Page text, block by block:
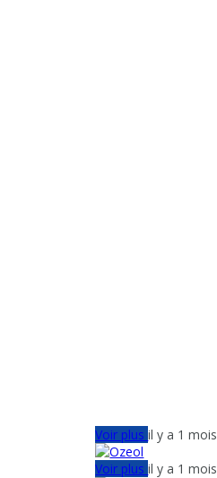
Voir plusil y a 1 mois
Voir plusil y a 1 mois